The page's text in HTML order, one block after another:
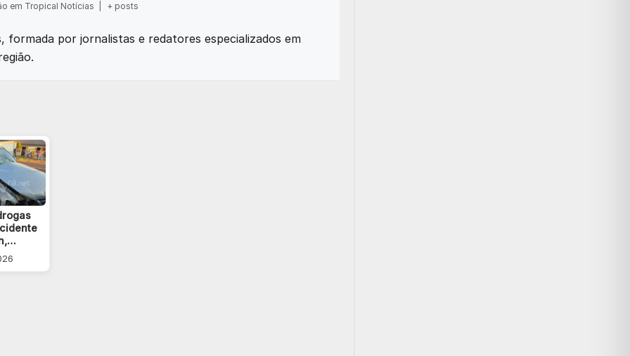
em Tropical Notícias + posts
formada por jornalistas e redatores especializados em